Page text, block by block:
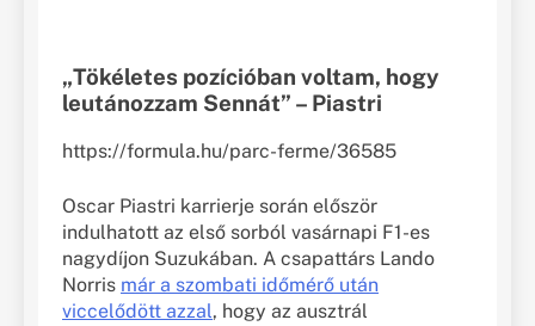
„Tökéletes pozícióban voltam, hogy
leutánozzam Sennát” – Piastri
https://formula.hu/parc-ferme/36585
Oscar Piastri karrierje során először
indulhatott az első sorból vasárnapi F1-es
nagydíjon Suzukában. A csapattárs Lando
Norris már a szombati időmérő után
viccelődött azzal, hogy az ausztrál